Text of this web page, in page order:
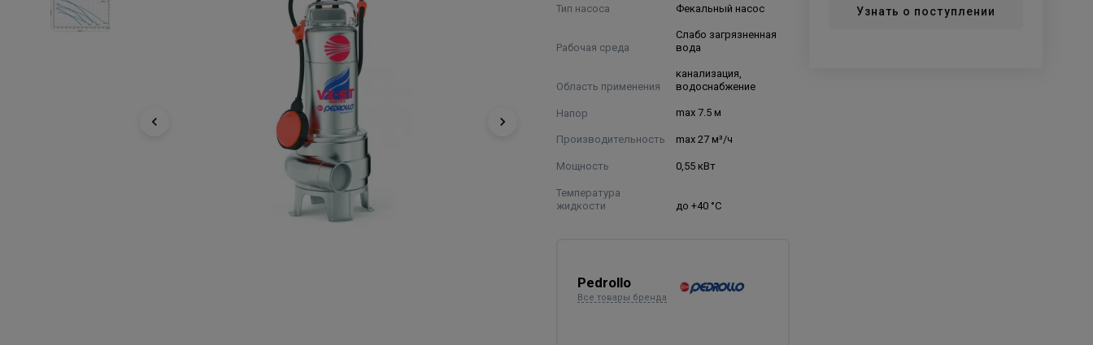
Тип насоса Фекальный насос
Рабочая среда
Слабо загрязненная
вода
Область применения
канализация,
водоснабжение
Напор max 7.5 м
Производительность max 27 м³/ч
Мощность 0,55 кВт
Температура
жидкости
до +40 °C
Pedrollo
Все товары бренда
Узнать о поступлении